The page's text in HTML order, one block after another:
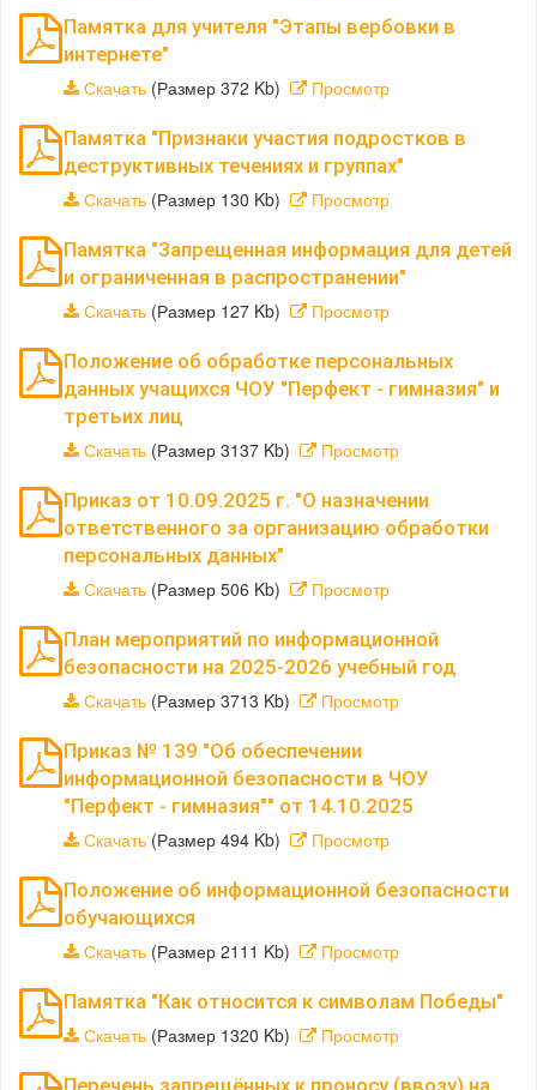
Памятка для учителя "Этапы вербовки в
интернете"
Скачать (Размер 372 Kb) Просмотр
Памятка "Признаки участия подростков в
деструктивных течениях и группах"
Скачать (Размер 130 Kb) Просмотр
Памятка "Запрещенная информация для детей
и ограниченная в распространении"
Скачать (Размер 127 Kb) Просмотр
Положение об обработке персональных
данных учащихся ЧОУ "Перфект - гимназия" и
третьих лиц
Скачать (Размер 3137 Kb) Просмотр
Приказ от 10.09.2025 г. "О назначении
ответственного за организацию обработки
персональных данных"
Скачать (Размер 506 Kb) Просмотр
План мероприятий по информационной
безопасности на 2025-2026 учебный год
Скачать (Размер 3713 Kb) Просмотр
Приказ № 139 "Об обеспечении
информационной безопасности в ЧОУ
"Перфект - гимназия"" от 14.10.2025
Скачать (Размер 494 Kb) Просмотр
Положение об информационной безопасности
обучающихся
Скачать (Размер 2111 Kb) Просмотр
Памятка "Как относится к символам Победы"
Скачать (Размер 1320 Kb) Просмотр
Перечень запрещённых к проносу (ввозу) на